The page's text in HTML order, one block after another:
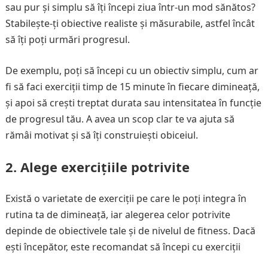
sau pur și simplu să îți începi ziua într-un mod sănătos?
Stabilește-ți obiective realiste și măsurabile, astfel încât
să îți poți urmări progresul.
De exemplu, poți să începi cu un obiectiv simplu, cum ar
fi să faci exerciții timp de 15 minute în fiecare dimineață,
și apoi să crești treptat durata sau intensitatea în funcție
de progresul tău. A avea un scop clar te va ajuta să
rămâi motivat și să îți construiești obiceiul.
2. Alege exercițiile potrivite
Există o varietate de exerciții pe care le poți integra în
rutina ta de dimineață, iar alegerea celor potrivite
depinde de obiectivele tale și de nivelul de fitness. Dacă
ești începător, este recomandat să începi cu exerciții